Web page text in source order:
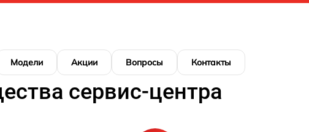
Модели Акции Вопросы Контакты
сервис-центра